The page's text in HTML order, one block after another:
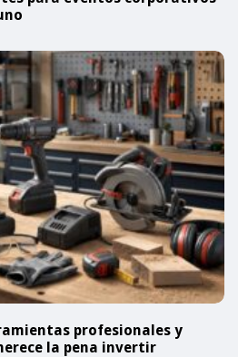
profesionales y
la pena invertir